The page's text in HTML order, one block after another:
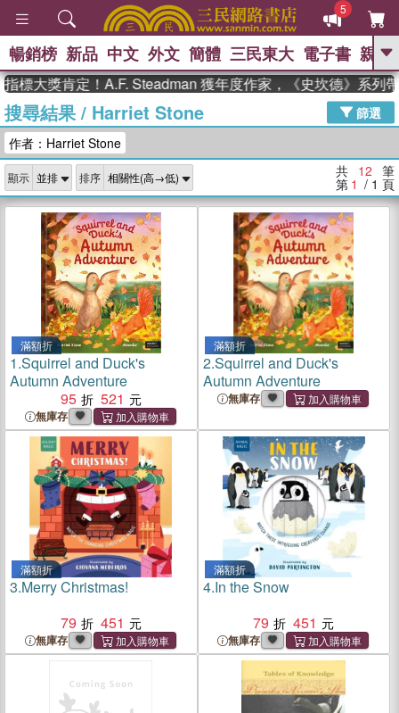
5
GO
熱搜： The Odyssey 、
父親節 、 如果歷史是一群喵 、 暑期
念華 、 台灣的李登輝時代 、 數學女
孩：黎曼猜想
偉大的迷走神經
暢銷榜 新品 中文 外文 簡體 三民東大 電子書 親子
大獎肯定！A.F. Steadman 獲年度作家，《史坎德》系列帶
搜尋結果/ Harriet Stone
篩選
作者：Harriet Stone
顯示 排序 共 12 筆
第 1 / 1 頁
滿額折
1.Squirrel and Duck's
Autumn Adventure
95
521
無庫存
滿額折
2.Squirrel and Duck's
Autumn Adventure
無庫存
滿額折
3.Merry Christmas!
79
451
無庫存
滿額折
4.In the Snow
79
451
無庫存